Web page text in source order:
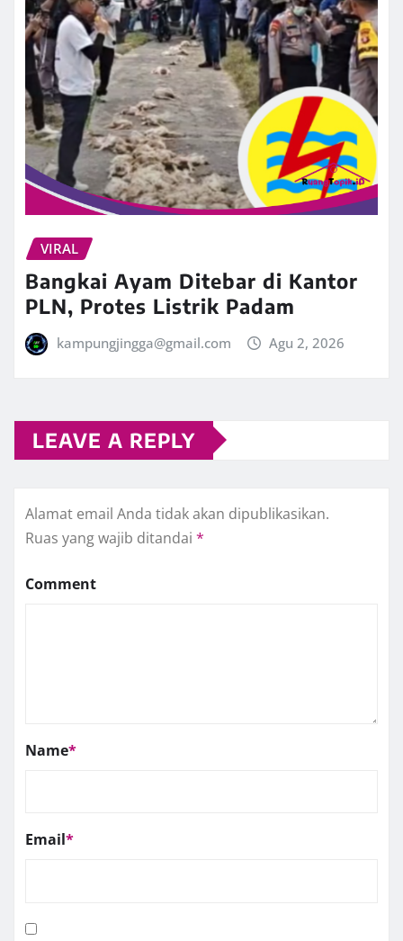
VIRAL
Bangkai Ayam Ditebar di Kantor
PLN, Protes Listrik Padam
kampungjingga@gmail.com Agu 2, 2026
LEAVE A REPLY
Alamat email Anda tidak akan dipublikasikan.
Ruas yang wajib ditandai *
Comment
Name*
Email*